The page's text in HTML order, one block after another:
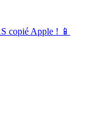
copié Apple ! 📱